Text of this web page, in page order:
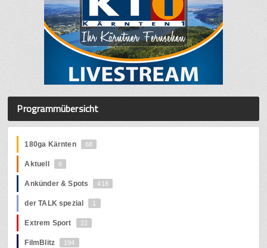
Programmübersicht
180ga Kärnten 68
Aktuell 6
Ankünder & Spots 418
der TALK spezial 1
Extrem Sport 22
FilmBlitz 194